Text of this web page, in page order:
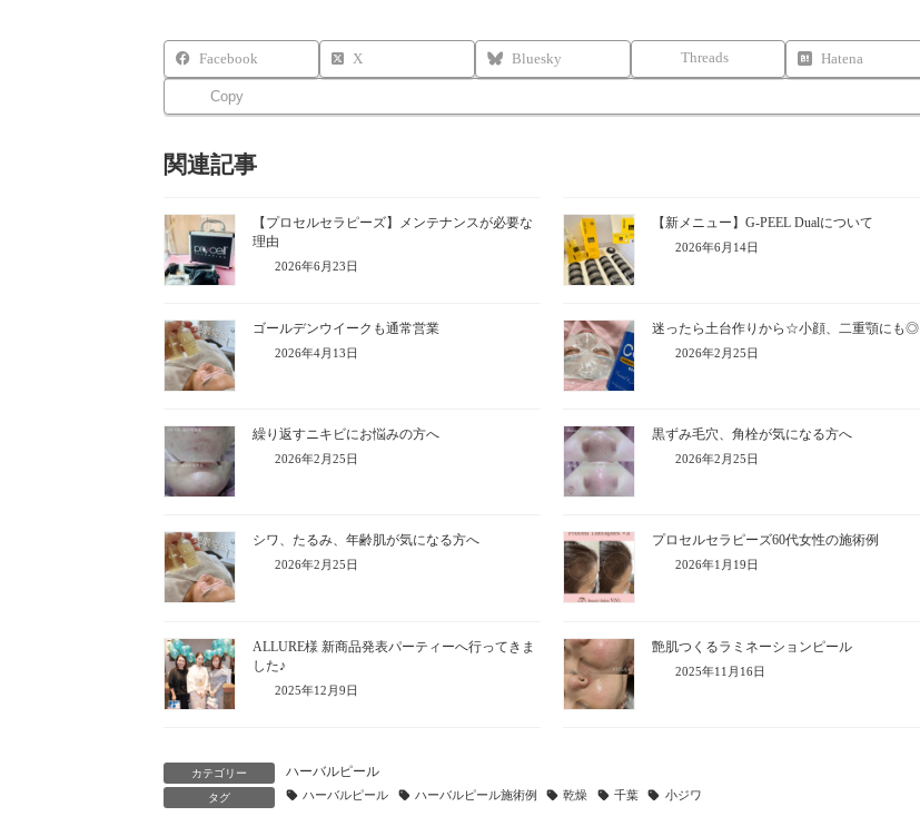
Facebook X Bluesky Threads Hatena
Copy
関連記事
【プロセルセラピーズ】メンテナンスが必要な
理由
2026年6月23日
【新メニュー】G-PEEL Dualについて
2026年6月14日
ゴールデンウイークも通常営業
2026年4月13日
迷ったら土台作りから☆小顔、二重顎にも◎
2026年2月25日
繰り返すニキビにお悩みの方へ
2026年2月25日
黒ずみ毛穴、角栓が気になる方へ
2026年2月25日
シワ、たるみ、年齢肌が気になる方へ
2026年2月25日
プロセルセラピーズ60代女性の施術例
2026年1月19日
ALLURE様 新商品発表パーティーへ行ってきま
した♪
2025年12月9日
艶肌つくるラミネーションピール
2025年11月16日
カテゴリー ハーバルピール
タグ ハーバルピール ハーバルピール施術例 乾燥 千葉 小ジワ